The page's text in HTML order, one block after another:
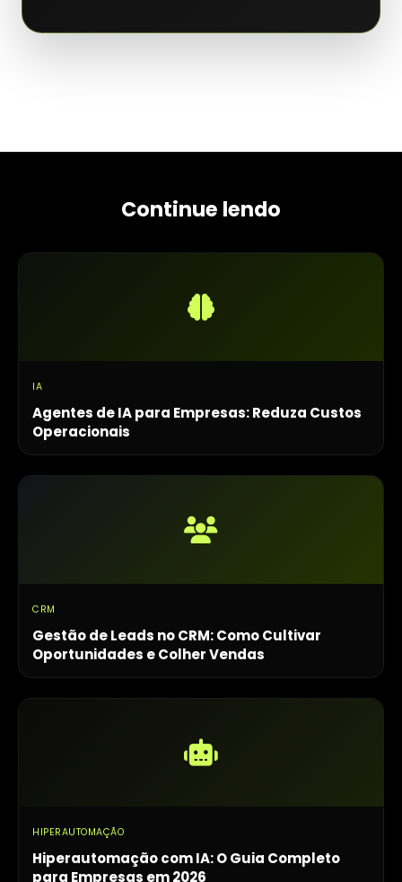
Continue lendo
IA
Agentes de IA para Empresas: Reduza Custos
Operacionais
CRM
Gestão de Leads no CRM: Como Cultivar
Oportunidades e Colher Vendas
HIPERAUTOMAÇÃO
Hiperautomação com IA: O Guia Completo
para Empresas em 2026